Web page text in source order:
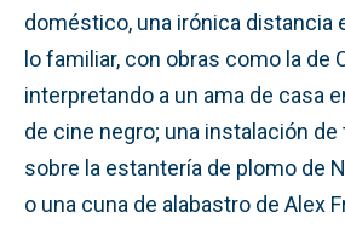
doméstico, una irónica distancia
lo familiar, con obras como la de
interpretando a un ama de casa
de cine negro; una instalación
sobre la estantería de plomo de
o una cuna de alabastro de Alex